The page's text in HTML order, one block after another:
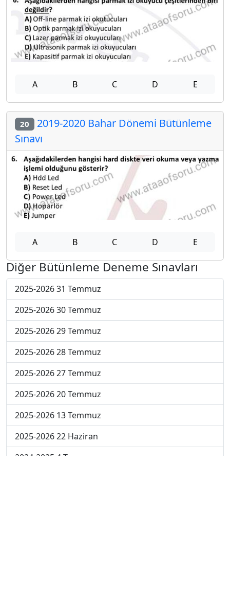
A B C D E
20 2019-2020 Bahar Dönemi Bütünleme
Sınavı
A B C D E
Diğer Bütünleme Deneme Sınavları
2025-2026 31 Temmuz
2025-2026 30 Temmuz
2025-2026 29 Temmuz
2025-2026 28 Temmuz
2025-2026 27 Temmuz
2025-2026 20 Temmuz
2025-2026 13 Temmuz
2025-2026 22 Haziran
2024-2025 4 Temmuz